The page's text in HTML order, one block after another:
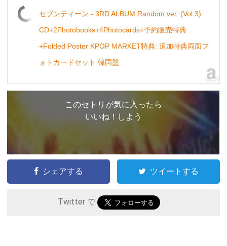
セブンティーン - 3RD ALBUM Random ver. (Vol.3)
CD+2Photobooks+4Photocards+予約販売特典
+Folded Poster KPOP MARKET特典: 追加特典両面フ
ォトカードセット 韓国盤
このセトリが気に入ったら
いいね！しよう
シェアする ツイートする
Twitter で